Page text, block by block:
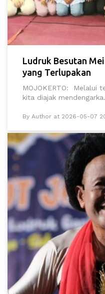
Ludruk Besutan
yang Terlupakan
MOJOKERTO: Melalui
kita diajak
By Author at 2026-05-07